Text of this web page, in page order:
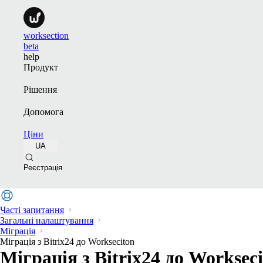
worksection
beta
help
Продукт
Рішення
Допомога
Ціни
UA
Реєстрація
Часті запитання
Загальні налаштування
Міграція
Міграція з Bitrix24 до Workseciton
Міграція з Bitrix24 до